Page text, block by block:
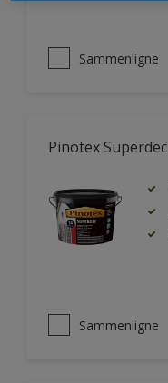
Sammenligne
Pinotex Superdec
Sammenligne